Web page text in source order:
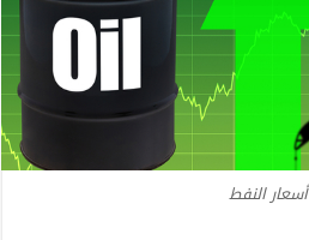
أسعار النفط